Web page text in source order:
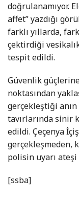
doğrulanamıyor.
affet” yazdığı
farklı yıllarda,
çektirdiği
tespit edildi.
Güvenlik
noktasından
gerçekleştiği
tavırlarında sinir
edildi. Çeçenya
gerçekleşmeden,
polisin uyarı ateşi
[ssba]